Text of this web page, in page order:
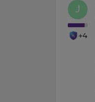
J
+4